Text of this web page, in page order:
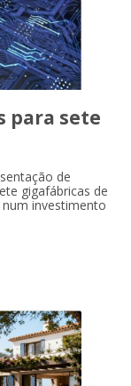
para sete
de
gigafábricas de
investimento